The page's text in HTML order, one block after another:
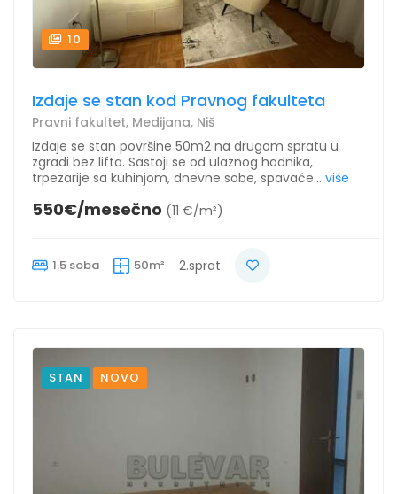
10
Izdaje se stan kod Pravnog fakulteta
Pravni fakultet, Medijana, Niš
Izdaje se stan površine 50m2 na drugom spratu u
zgradi bez lifta. Sastoji se od ulaznog hodnika,
trpezarije sa kuhinjom, dnevne sobe, spavaće... više
550€/mesečno (11 €/m²)
1.5 soba 50m² 2.sprat
STAN NOVO